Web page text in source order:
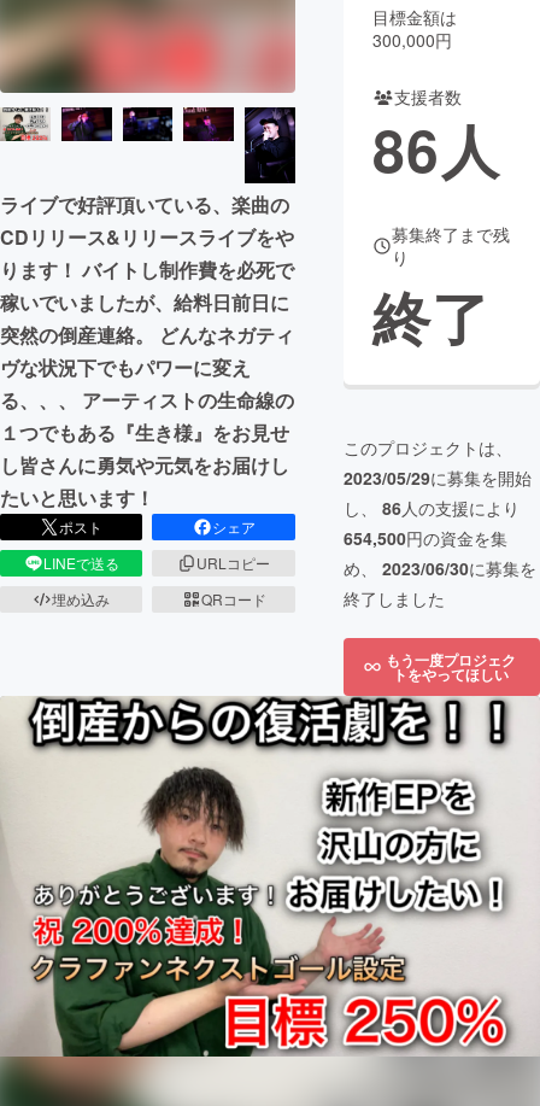
CAMPFIRE for Social Good
CAMPFIRE Creation
コミュニティ
ライブで好評頂いている、楽曲の
CDリリース&リリースライブをや
ります！ バイトし制作費を必死で
稼いでいましたが、給料日前日に
突然の倒産連絡。 どんなネガティ
ヴな状況下でもパワーに変え
る、、、 アーティストの生命線の
１つでもある『生き様』をお見せ
し皆さんに勇気や元気をお届けし
たいと思います！
ポスト
シェア
LINEで送る
URLコピー
埋め込み
QRコード
目標金額は
300,000円
支援者数
86人
募集終了まで残
り
終了
このプロジェクトは、
2023/05/29に募集を開始
し、 86人の支援により
654,500円の資金を集
め、 2023/06/30に募集を
終了しました
もう一度プロジェク
トをやってほしい